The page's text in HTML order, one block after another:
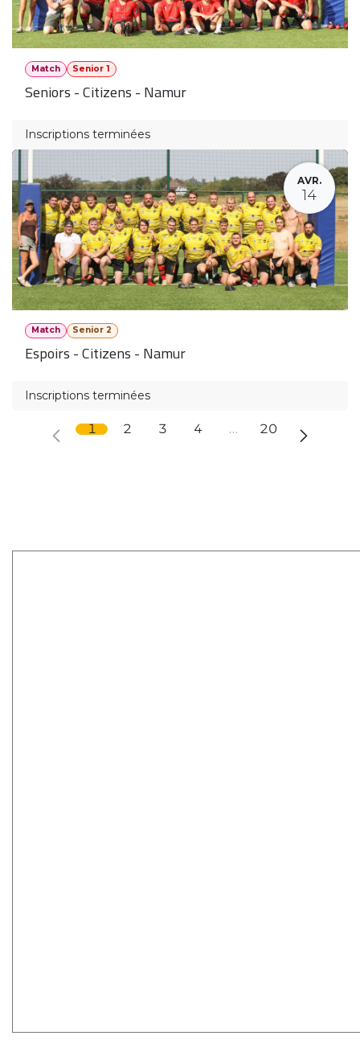
Match Senior 1
Seniors - Citizens - Namur
Inscriptions terminées
AVR.
14
Match Senior 2
Espoirs - Citizens - Namur
Inscriptions terminées
1 2 3 4 … 20